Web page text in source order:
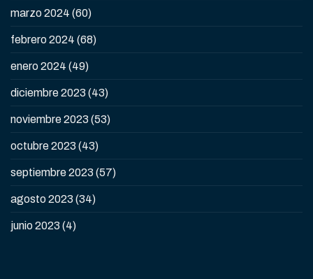
marzo 2024 (60)
febrero 2024 (68)
enero 2024 (49)
diciembre 2023 (43)
noviembre 2023 (53)
octubre 2023 (43)
septiembre 2023 (57)
agosto 2023 (34)
junio 2023 (4)